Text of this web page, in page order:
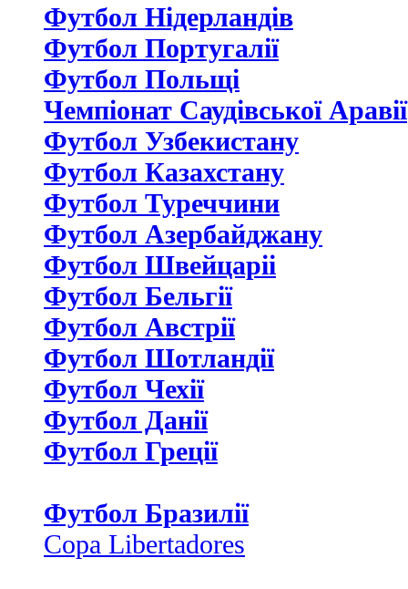
Футбол Нідерландiв
Футбол Португалії
Футбол Польщі
Чемпіонат Саудівської Аравії
Футбол Узбекистану
Футбол Казахстану
Футбол Туреччини
Футбол Азербайджану
Футбол Швейцаріі
Футбол Бельгії
Футбол Австрії
Футбол Шотландії
Футбол Чехії
Футбол Данії
Футбол Греції
Футбол Бразилії
Copa Libertadores